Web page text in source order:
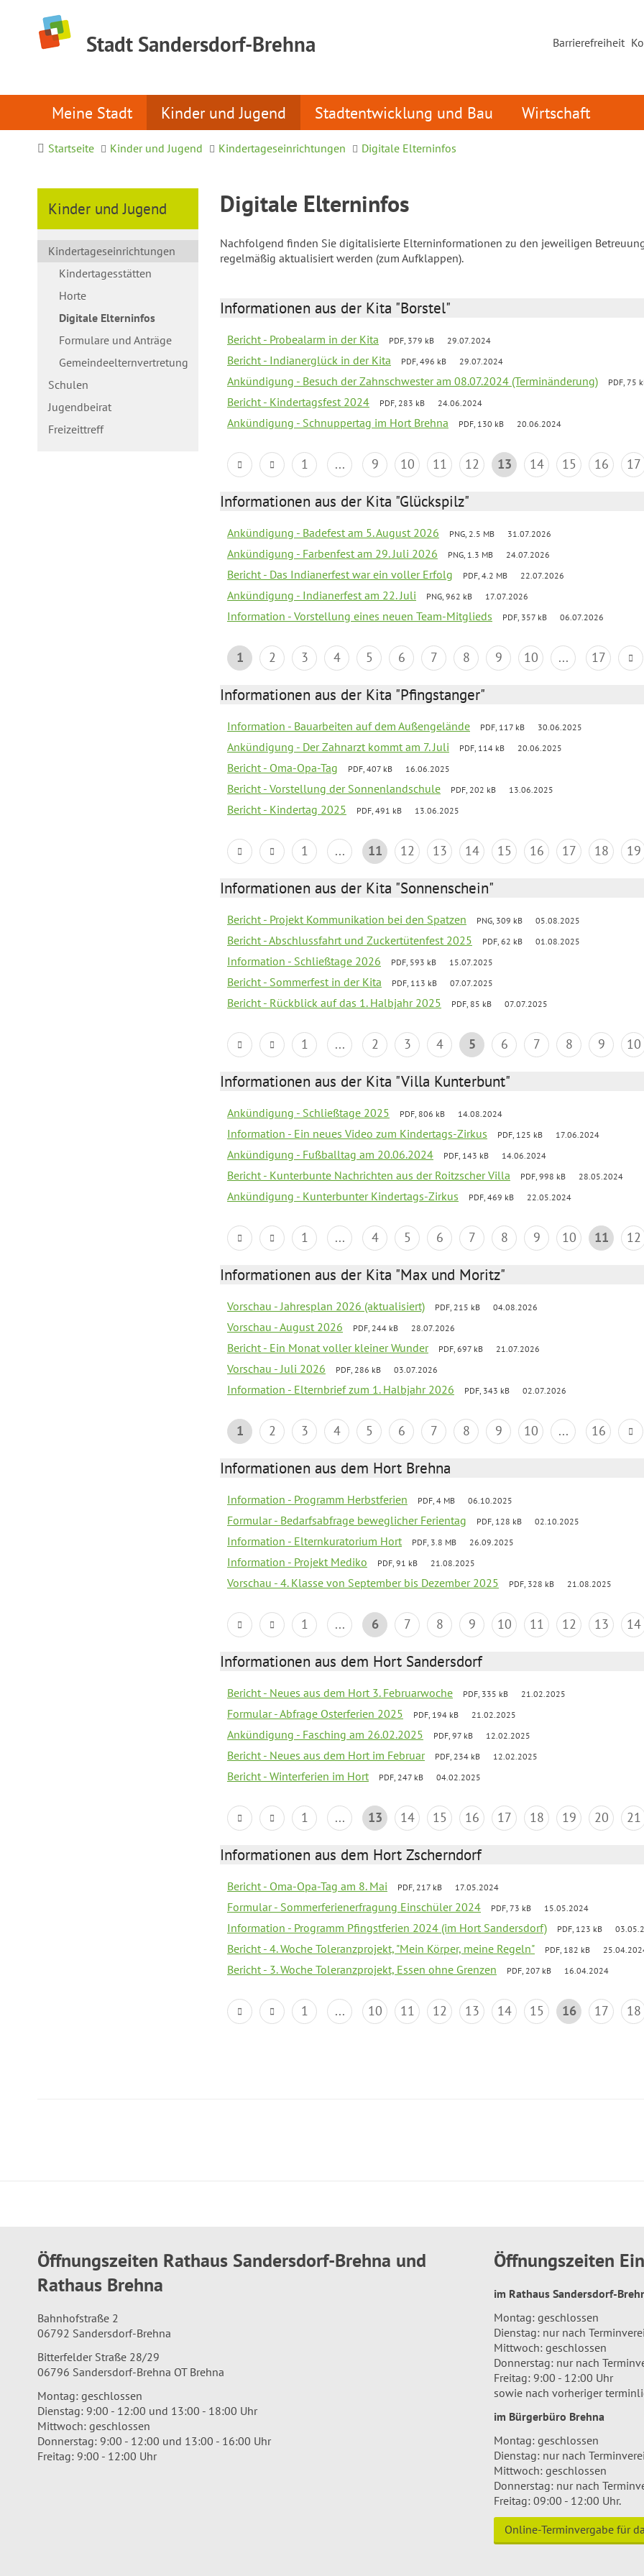
Stadt Sandersdorf-Brehna Barrierefreiheit
Meine Stadt Kinder und Jugend Stadtentwicklung und Bau Wirtschaft
Startseite Kinder und Jugend Kindertageseinrichtungen Digitale Elterninfos
Kinder und Jugend
Kindertageseinrichtungen
Kindertagesstätten
Horte
Digitale Elterninfos
Formulare und Anträge
Gemeindeelternvertretung
Schulen
Jugendbeirat
Freizeittreff
Digitale Elterninfos
Nachfolgend finden Sie digitalisierte Elterninformationen zu den jeweiligen
regelmäßig aktualisiert werden (zum Aufklappen).
Informationen aus der Kita "Borstel"
Bericht - Probealarm in der Kita PDF, 379 kB 29.07.2024
Bericht - Indianerglück in der Kita PDF, 496 kB 29.07.2024
Ankündigung - Besuch der Zahnschwester am 08.07.2024 (Terminänderung) PDF, 75
Bericht - Kindertagsfest 2024 PDF, 283 kB 24.06.2024
Ankündigung - Schnuppertag im Hort Brehna PDF, 130 kB 20.06.2024
1 ... 9 10 11 12 13 14 15 16 17
Informationen aus der Kita "Glückspilz"
Ankündigung - Badefest am 5. August 2026 PNG, 2.5 MB 31.07.2026
Ankündigung - Farbenfest am 29. Juli 2026 PNG, 1.3 MB 24.07.2026
Bericht - Das Indianerfest war ein voller Erfolg PDF, 4.2 MB 22.07.2026
Ankündigung - Indianerfest am 22. Juli PNG, 962 kB 17.07.2026
Information - Vorstellung eines neuen Team-Mitglieds PDF, 357 kB 06.07.2026
1 2 3 4 5 6 7 8 9 10 ... 17
Informationen aus der Kita "Pfingstanger"
Information - Bauarbeiten auf dem Außengelände PDF, 117 kB 30.06.2025
Ankündigung - Der Zahnarzt kommt am 7. Juli PDF, 114 kB 20.06.2025
Bericht - Oma-Opa-Tag PDF, 407 kB 16.06.2025
Bericht - Vorstellung der Sonnenlandschule PDF, 202 kB 13.06.2025
Bericht - Kindertag 2025 PDF, 491 kB 13.06.2025
1 ... 11 12 13 14 15 16 17 18 19
Informationen aus der Kita "Sonnenschein"
Bericht - Projekt Kommunikation bei den Spatzen PNG, 309 kB 05.08.2025
Bericht - Abschlussfahrt und Zuckertütenfest 2025 PDF, 62 kB 01.08.2025
Information - Schließtage 2026 PDF, 593 kB 15.07.2025
Bericht - Sommerfest in der Kita PDF, 113 kB 07.07.2025
Bericht - Rückblick auf das 1. Halbjahr 2025 PDF, 85 kB 07.07.2025
1 ... 2 3 4 5 6 7 8 9 10
Informationen aus der Kita "Villa Kunterbunt"
Ankündigung - Schließtage 2025 PDF, 806 kB 14.08.2024
Information - Ein neues Video zum Kindertags-Zirkus PDF, 125 kB 17.06.2024
Ankündigung - Fußballtag am 20.06.2024 PDF, 143 kB 14.06.2024
Bericht - Kunterbunte Nachrichten aus der Roitzscher Villa PDF, 998 kB 28.05.2024
Ankündigung - Kunterbunter Kindertags-Zirkus PDF, 469 kB 22.05.2024
1 ... 4 5 6 7 8 9 10 11 12
Informationen aus der Kita "Max und Moritz"
Vorschau - Jahresplan 2026 (aktualisiert) PDF, 215 kB 04.08.2026
Vorschau - August 2026 PDF, 244 kB 28.07.2026
Bericht - Ein Monat voller kleiner Wunder PDF, 697 kB 21.07.2026
Vorschau - Juli 2026 PDF, 286 kB 03.07.2026
Information - Elternbrief zum 1. Halbjahr 2026 PDF, 343 kB 02.07.2026
1 2 3 4 5 6 7 8 9 10 ... 16
Informationen aus dem Hort Brehna
Information - Programm Herbstferien PDF, 4 MB 06.10.2025
Formular - Bedarfsabfrage beweglicher Ferientag PDF, 128 kB 02.10.2025
Information - Elternkuratorium Hort PDF, 3.8 MB 26.09.2025
Information - Projekt Mediko PDF, 91 kB 21.08.2025
Vorschau - 4. Klasse von September bis Dezember 2025 PDF, 328 kB 21.08.2025
1 ... 6 7 8 9 10 11 12 13 14
Informationen aus dem Hort Sandersdorf
Bericht - Neues aus dem Hort 3. Februarwoche PDF, 335 kB 21.02.2025
Formular - Abfrage Osterferien 2025 PDF, 194 kB 21.02.2025
Ankündigung - Fasching am 26.02.2025 PDF, 97 kB 12.02.2025
Bericht - Neues aus dem Hort im Februar PDF, 234 kB 12.02.2025
Bericht - Winterferien im Hort PDF, 247 kB 04.02.2025
1 ... 13 14 15 16 17 18 19 20 21
Informationen aus dem Hort Zscherndorf
Bericht - Oma-Opa-Tag am 8. Mai PDF, 217 kB 17.05.2024
Formular - Sommerferienerfragung Einschüler 2024 PDF, 73 kB 15.05.2024
Information - Programm Pfingstferien 2024 (im Hort Sandersdorf) PDF, 123 kB
Bericht - 4. Woche Toleranzprojekt, "Mein Körper, meine Regeln" PDF, 182 kB
Bericht - 3. Woche Toleranzprojekt, Essen ohne Grenzen PDF, 207 kB 16.04.2024
1 ... 10 11 12 13 14 15 16 17 18
Öffnungszeiten Rathaus Sandersdorf-Brehna und
Rathaus Brehna
Bahnhofstraße 2
06792 Sandersdorf-Brehna
Bitterfelder Straße 28/29
06796 Sandersdorf-Brehna OT Brehna
Montag: geschlossen
Dienstag: 9:00 - 12:00 und 13:00 - 18:00 Uhr
Mittwoch: geschlossen
Donnerstag: 9:00 - 12:00 und 13:00 - 16:00 Uhr
Freitag: 9:00 - 12:00 Uhr
Öffnungszeiten
im Rathaus Sandersdorf-
Montag: geschlossen
Dienstag: nur nach
Mittwoch: geschlossen
Donnerstag: nur nach
Freitag: 9:00 - 12:00 Uhr
sowie nach vorheriger
im Bürgerbüro Brehna
Montag: geschlossen
Dienstag: nur nach
Mittwoch: geschlossen
Donnerstag: nur nach
Freitag: 09:00 - 12:00 Uhr.
Online-Terminvergabe für